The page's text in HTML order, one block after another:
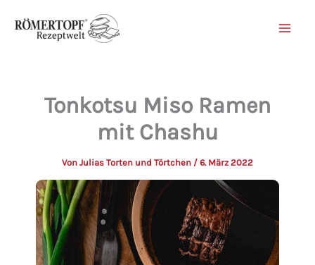
Inhalt
Tonkotsu Miso Ramen
mit Chashu
Von Julias Torten und Törtchen / 6. März 2022